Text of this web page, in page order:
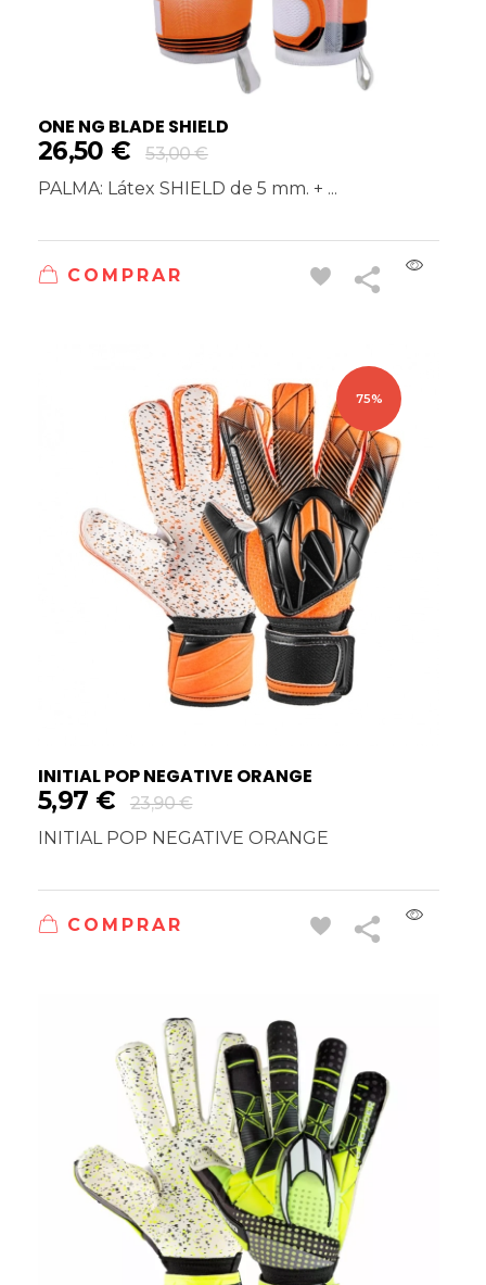
ONE NG BLADE SHIELD
26,50 € 53,00€
PALMA: Látex SHIELD de 5 mm. + ...
COMPRAR
75%
INITIAL POP NEGATIVE ORANGE
5,97 € 23,90€
INITIAL POP NEGATIVE ORANGE
COMPRAR